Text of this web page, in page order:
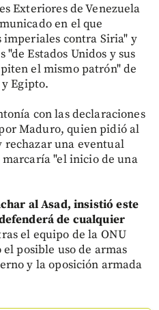
Exteriores de Venezuela
en el que
imperiales contra Siria" y
"de Estados Unidos y sus
el mismo patrón" de
Egipto.
con las declaraciones
Maduro, quien pidió al
rechazar una eventual
"el inicio de una
al Asad, insistió este
de cualquier
el equipo de la ONU
posible uso de armas
y la oposición armada